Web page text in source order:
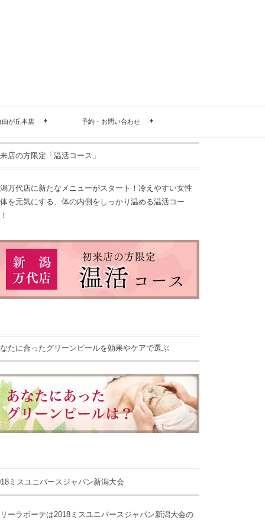
由が丘本店 予約・お問い合わせ
店の方限定「温活コース」
万代店に新たなメニューがスタート！冷えやすい女性
を元気にする、体の内側をしっかり温める温活コー
たに合ったグリーンピールを効果やケアで選ぶ
ミスユニバースジャパン新潟大会
ーラボーテは2018ミスユニバースジャパン新潟大会の